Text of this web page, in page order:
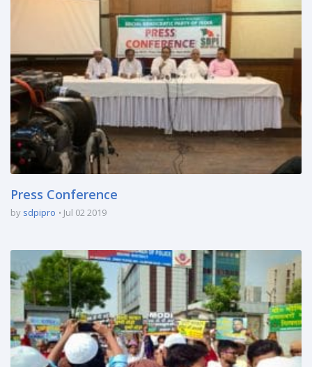
Press Conference
by sdpipro Jul 02 2019